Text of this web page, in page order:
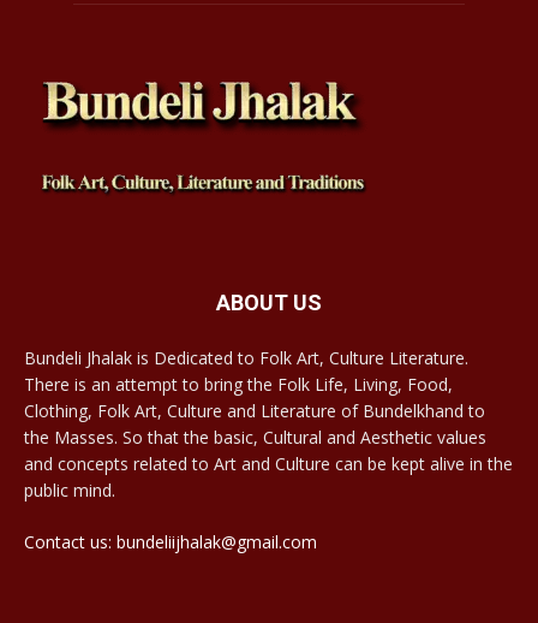
ABOUT US
Bundeli Jhalak is Dedicated to Folk Art, Culture Literature.
There is an attempt to bring the Folk Life, Living, Food,
Clothing, Folk Art, Culture and Literature of Bundelkhand to
the Masses. So that the basic, Cultural and Aesthetic values
and concepts related to Art and Culture can be kept alive in the
public mind.
Contact us: bundeliijhalak@gmail.com